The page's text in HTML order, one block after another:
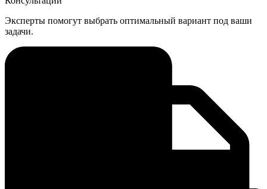
Эксперты помогут выбрать оптимальный вариант под ваши
задачи.